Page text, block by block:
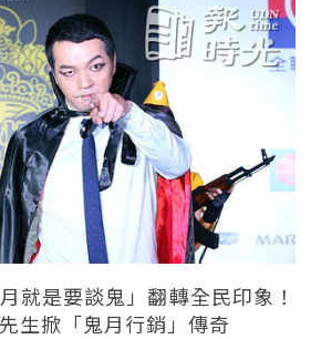
就是要談鬼」翻轉全民印象！
生掀「鬼月行銷」傳奇